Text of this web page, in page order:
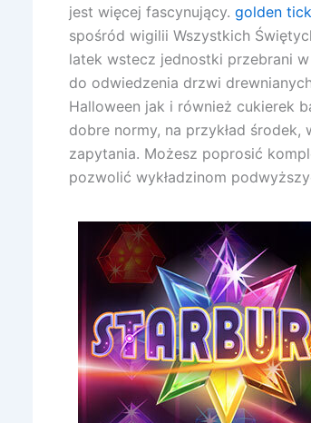
jest więcej fascynujący. golden
spośród wigilii Wszystkich
latek wstecz jednostki przebrani
do odwiedzenia drzwi
Halloween jak i również cukierek
dobre normy, na przykład
zapytania. Możesz poprosić
pozwolić wykładzinom